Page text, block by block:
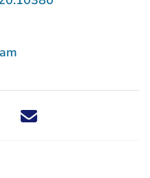
dit nieuwsbericht via X -
Deel dit nieuwsbericht via
Deel dit nieuwsbericht
Deel dit